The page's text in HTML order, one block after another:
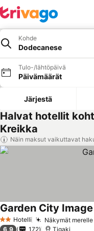
Kohde
Dodecanese
Tulo-/lähtöpäivä
Päivämäärät
Järjestä
Halvat hotellit
Kreikka
Näin maksut vaikuttavat
2 Tähtiluokitus
Hotelli Näkymät
Garden City Image
6,9 172 Tigaki